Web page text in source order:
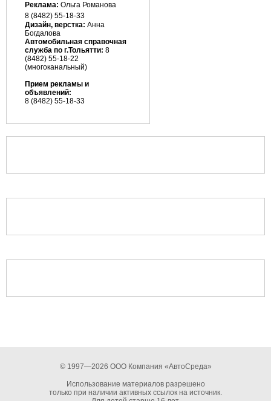
Реклама: Ольга Романова
8 (8482) 55-18-33
Дизайн, верстка: Анна
Богдалова
Автомобильная справочная
служба по г.Тольятти: 8
(8482) 55-18-22
(многоканальный)
Прием рекламы и
объявлений:
8 (8482) 55-18-33
© 1997—2026 ООО Компания «АвтоСреда»
Использование материалов разрешено
только при наличии активных ссылок на источник.